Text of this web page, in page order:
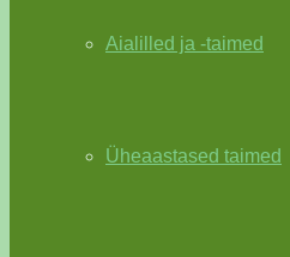
Aialilled ja -taimed
Üheaastased taimed